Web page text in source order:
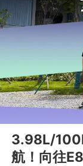
3.98L/
航！向往